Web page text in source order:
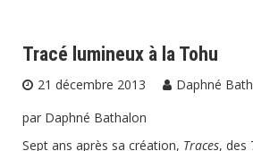
Tracé lumineux à la Tohu
21 décembre 2013 Daphné
par Daphné Bathalon
Sept ans après sa création, Traces, des